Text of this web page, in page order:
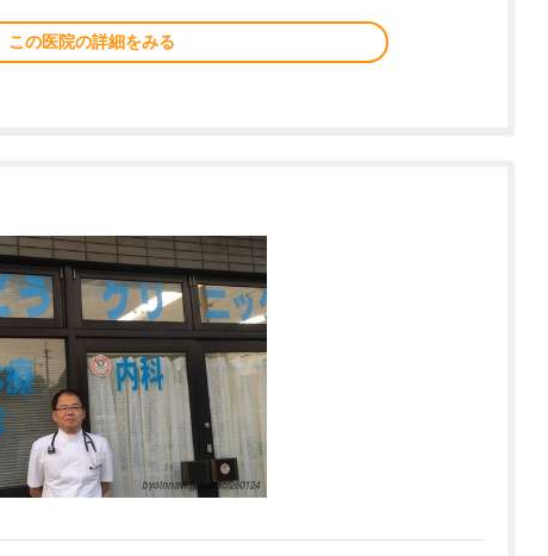
この医院の詳細をみる